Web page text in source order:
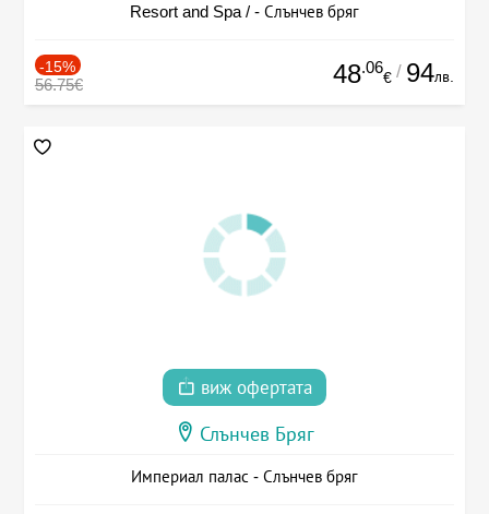
Resort and Spa / - Слънчев бряг
-15%
56.75€ 48.06
€ / 94лв.
виж офертата
Слънчев Бряг
Империал палас - Слънчев бряг